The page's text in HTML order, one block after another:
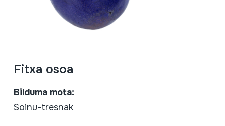
Fitxa osoa
Bilduma mota:
Soinu-tresnak